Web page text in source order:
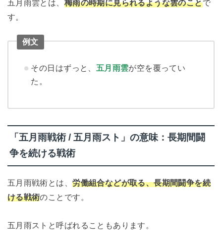
五月雨雲とは、 梅雨の時期に見られるような雲のことで
す。
例文
その日はずっと、 五月雨雲が空を覆ってい
た。
「五月雨戦術 / 五月雨スト」の意味：長期間闘
争を続ける戦術
五月雨戦術とは、労働組合などが取る、長期間闘争を続
ける戦術のことです。
五月雨ストと呼ばれることもあります。